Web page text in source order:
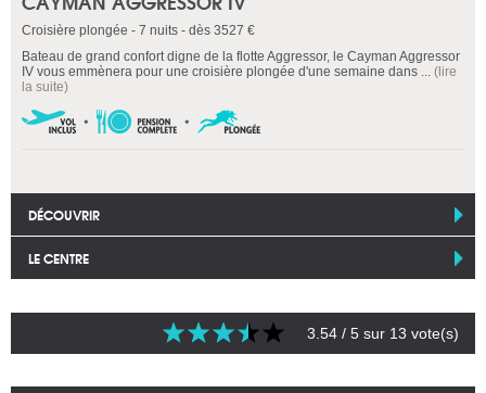
Croisière plongée - 7 nuits - dès 3527 €
Bateau de grand confort digne de la flotte Aggressor, le Cayman Aggressor
IV vous emmènera pour une croisière plongée d'une semaine dans ... (lire
la suite)
DÉCOUVRIR
LE CENTRE
3.54 / 5 sur 13 vote(s)